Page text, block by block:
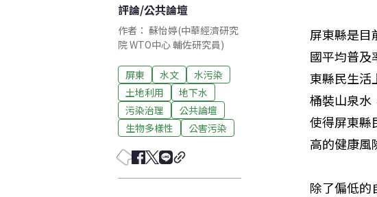
評論/公共論壇
作者： 蘇怡婷(中華經濟研究
院 WTO中心 輔佐研究員)
屏東 水文
水污染
土地利用
地下水
污染治理
公共論壇
生物多樣性
公害污染
屏東縣是目
國平均普及
東縣民生活
桶裝山泉水
使得屏東縣
高的健康風
除了偏低的